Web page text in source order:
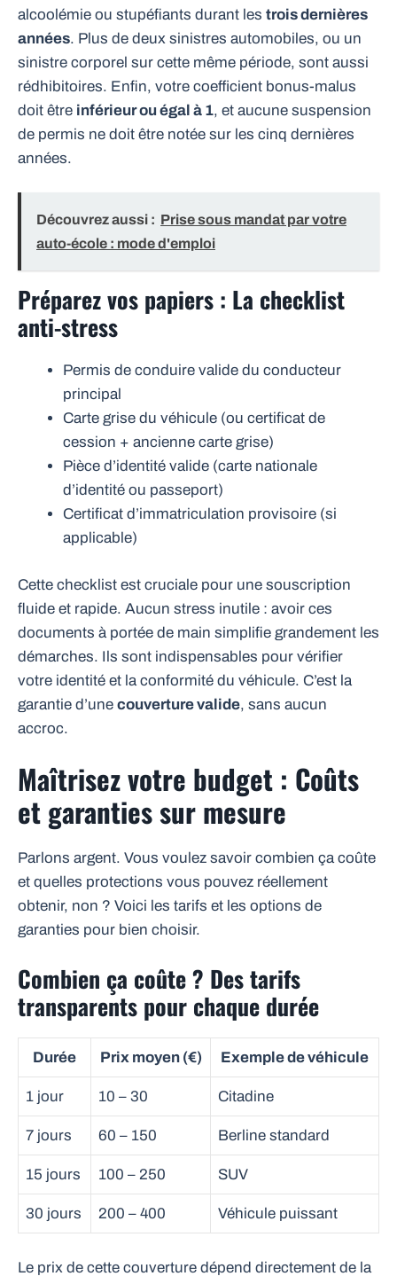
alcoolémie ou stupéfiants durant les trois dernières
années. Plus de deux sinistres automobiles, ou un
sinistre corporel sur cette même période, sont aussi
rédhibitoires. Enfin, votre coefficient bonus-malus
doit être inférieur ou égal à 1, et aucune suspension
de permis ne doit être notée sur les cinq dernières
années.
Découvrez aussi : Prise sous mandat par votre
auto-école : mode d'emploi
Préparez vos papiers : La checklist
anti-stress
Permis de conduire valide du conducteur
principal
Carte grise du véhicule (ou certificat de
cession + ancienne carte grise)
Pièce d’identité valide (carte nationale
d’identité ou passeport)
Certificat d’immatriculation provisoire (si
applicable)
Cette checklist est cruciale pour une souscription
fluide et rapide. Aucun stress inutile : avoir ces
documents à portée de main simplifie grandement les
démarches. Ils sont indispensables pour vérifier
votre identité et la conformité du véhicule. C’est la
garantie d’une couverture valide, sans aucun
accroc.
Maîtrisez votre budget : Coûts
et garanties sur mesure
Parlons argent. Vous voulez savoir combien ça coûte
et quelles protections vous pouvez réellement
obtenir, non ? Voici les tarifs et les options de
garanties pour bien choisir.
Combien ça coûte ? Des tarifs
transparents pour chaque durée
Durée Prix moyen (€) Exemple de véhicule
1 jour 10 – 30 Citadine
7 jours 60 – 150 Berline standard
15 jours 100 – 250 SUV
30 jours 200 – 400 Véhicule puissant
Le prix de cette couverture dépend directement de la